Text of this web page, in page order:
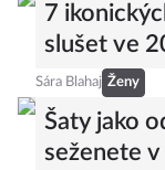
7
slušet ve
Sára Blahaj Ženy
Šaty jako
seženete